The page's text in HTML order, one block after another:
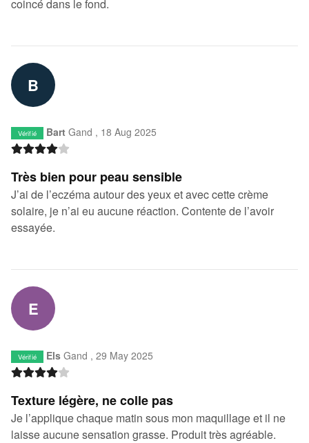
coincé dans le fond.
B
Vérifié BartGand , 18 Aug 2025
Très bien pour peau sensible
J’ai de l’eczéma autour des yeux et avec cette crème
solaire, je n’ai eu aucune réaction. Contente de l’avoir
essayée.
E
Vérifié ElsGand , 29 May 2025
Texture légère, ne colle pas
Je l’applique chaque matin sous mon maquillage et il ne
laisse aucune sensation grasse. Produit très agréable.